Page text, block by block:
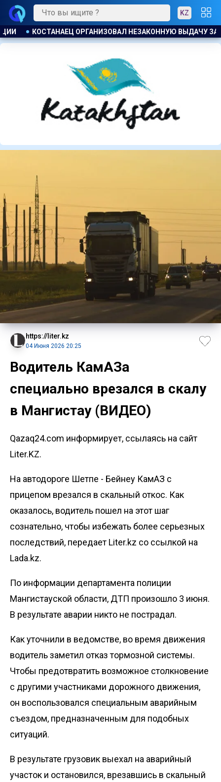
KZ
ЗАЙМОВ ПОД 120 % ГОДОВЫХ К ЧЕМУ ПРИДЁТ СУД?
https://liter.kz
04 Июня 2026 20:25
Водитель КамАЗа
специально врезался в скалу
в Мангистау (ВИДЕО)
Qazaq24.com информирует, ссылаясь на сайт
Liter.KZ.
На автодороге Шетпе - Бейнеу КамАЗ с
прицепом врезался в скальный откос. Как
оказалось, водитель пошел на этот шаг
сознательно, чтобы избежать более серьезных
последствий, передает Liter.kz со ссылкой на
Lada.kz.
По информации департамента полиции
Мангистауской области, ДТП произошло 3 июня.
В результате аварии никто не пострадал.
Как уточнили в ведомстве, во время движения
водитель заметил отказ тормозной системы.
Чтобы предотвратить возможное столкновение
с другими участниками дорожного движения,
он воспользовался специальным аварийным
съездом, предназначенным для подобных
ситуаций.
В результате грузовик выехал на аварийный
участок и остановился, врезавшись в скальный